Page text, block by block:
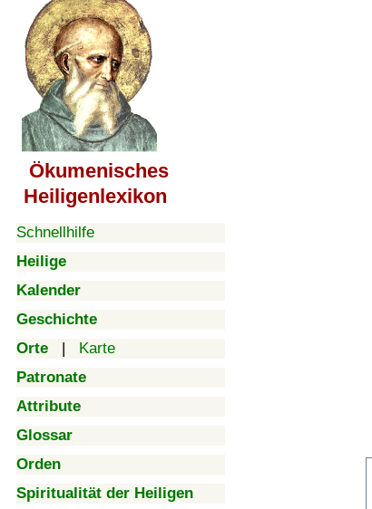
Ökumenisches
Heiligenlexikon
Schnellhilfe
Heilige
Kalender
Geschichte
Orte | Karte
Patronate
Attribute
Glossar
Orden
Spiritualität der Heiligen